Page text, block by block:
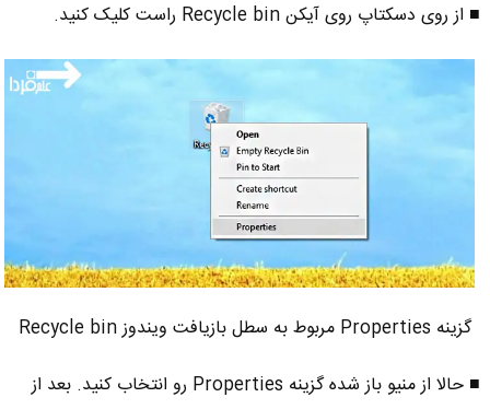
■ از روی دسکتاپ روی آیکن Recycle bin راست کلیک کنید.
گزینه Properties مربوط به سطل بازیافت ویندوز Recycle bin
■ حالا از منیو باز شده گزینه Properties رو انتخاب کنید. بعد از